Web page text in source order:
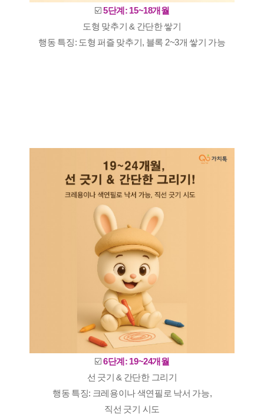
☑️5단계: 15~18개월
도형 맞추기 & 간단한 쌓기
행동 특징: 도형 퍼즐 맞추기, 블록 2~3개 쌓기 가능
☑️6단계: 19~24개월
선 긋기 & 간단한 그리기
행동 특징: 크레용이나 색연필로 낙서 가능,
직선 긋기 시도